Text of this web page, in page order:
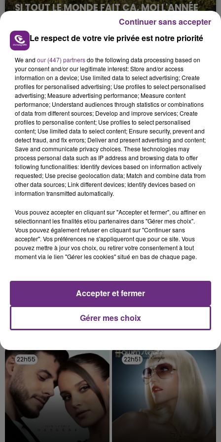
SI TOUT LE MONDE FAIT ÇA, MOI L'ANNÉE
PROCHAINE JE VENDANGE EN...
La vendange en Champagne a débuté ce jeudi 6
août dans la commune de Montgueux (Aube). Du
jamais vu !
L'INSPECTION DU TRAVAIL RAPPELLE À
L'ORDRE SUR LES CONDITIONS DE...
Alors que les dates de début des vendange 2026
s'est avéré être plus précoce que prévu,
l'inspection du Travail en profite pour rappeler
les conditions de...
TITRES DIFFUSÉS
23h00
23h00
Fever Dream
22h58
22h58
DJ GOJA & JASON DERULO &
MELODY
22h55
22h55 22h51
22h51
Le respect de votre vie privée est notre priorité
We and our (447) partnersdo the following data processing based on
your consent and/or our legitimate interest: Store and/or access
information on a device; Use limited data to select advertising; Create
profiles for personalised advertising; Use profiles to select personalised
advertising; Measure advertising performance; Measure content
performance; Understand audiences through statistics or combinations
of data from different sources; Develop and improve services; Create
profiles to personalise content; Use profiles to select personalised
content; Use limited data to select content; Ensure security, prevent and
detect fraud, and fix errors; Deliver and present advertising and content;
Save and communicate privacy choices. These technologies may
process personal data such as IP address and browsing data to offer
following functionalities: Identify devices based on information actively
requested; Use precise geolocation data; Match and combine data from
other data sources; Link different devices; Identify devices based on
information transmitted automatically.
Vous pouvez accepter en cliquant sur "Accepter et fermer", ou affiner en
sélectionnant les finalités et/ou partenaires dans "Gérer mes choix".
Vous pouvez également refuser en cliquant sur "Continuer sans
accepter". Vos préférences ne s'appliqueront que pour ce site. Vous
pouvez mettre à jour vos choix, ou retirer votre consentement à tout
moment via le lien "Gérer les cookies" situé en bas de chaque page.
Gérer mes choix
Accepter et fermer
Continuer sans accepter